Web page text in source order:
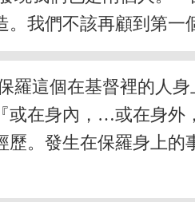
我們不該再顧到第一
羅這個在基督裡的人
或在身內，…或在身
。發生在保羅身上的